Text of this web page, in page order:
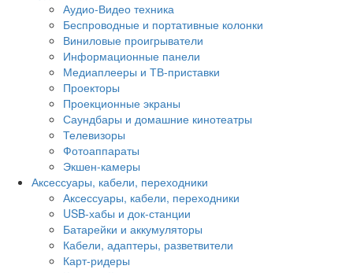
Аудио-Видео техника
Беспроводные и портативные колонки
Виниловые проигрыватели
Информационные панели
Медиаплееры и ТВ-приставки
Проекторы
Проекционные экраны
Саундбары и домашние кинотеатры
Телевизоры
Фотоаппараты
Экшен-камеры
Аксессуары, кабели, переходники
Аксессуары, кабели, переходники
USB-хабы и док-станции
Батарейки и аккумуляторы
Кабели, адаптеры, разветвители
Карт-ридеры